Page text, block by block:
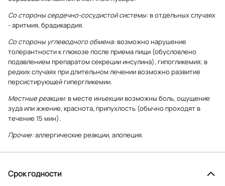
Со стороны сердечно-сосудистой системы: в отдельных случаях
- аритмия, брадикардия.
Со стороны углеводного обмена: возможно нарушение
толерантности к глюкозе после приема пищи (обусловлено
подавлением препаратом секреции инсулина), гипогликемия; в
редких случаях при длительном лечении возможно развитие
персистирующей гипергликемии.
Местные реакции: в месте инъекции возможны боль, ощущение
зуда или жжение, краснота, припухлость (обычно проходят в
течение 15 мин).
Прочие:аллергические реакции, алопеция.
Срок годности